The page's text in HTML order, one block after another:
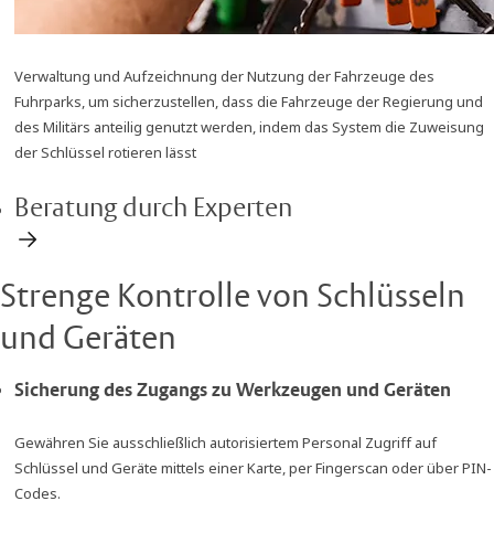
Verwaltung und Aufzeichnung der Nutzung der Fahrzeuge des
Fuhrparks, um sicherzustellen, dass die Fahrzeuge der Regierung und
des Militärs anteilig genutzt werden, indem das System die Zuweisung
der Schlüssel rotieren lässt
Beratung durch Experten
Strenge Kontrolle von Schlüsseln
und Geräten
Sicherung des Zugangs zu Werkzeugen und Geräten
Gewähren Sie ausschließlich autorisiertem Personal Zugriff auf
Schlüssel und Geräte mittels einer Karte, per Fingerscan oder über PIN-
Codes.